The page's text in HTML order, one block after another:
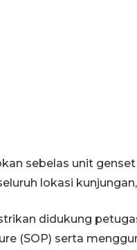
sebelas unit
lokasi
didukung
(SOP) serta